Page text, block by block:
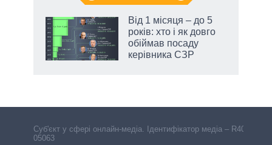
Від 1 місяця – до 5
років: хто і як довго
обіймав посаду
керівника СЗР
Cуб'єкт у сфері онлайн-медіа. Ідентифікатор медіа – R40-
05063